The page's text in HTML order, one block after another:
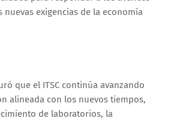
nuevas exigencias de la economía
que el ITSC continúa avanzando
alineada con los nuevos tiempos,
de laboratorios, la